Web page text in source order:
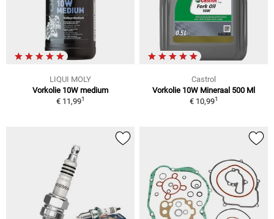
LIQUI MOLY
Vorkolie 10W medium
€ 11,991
Castrol
Vorkolie 10W Mineraal 500 Ml
€ 10,991